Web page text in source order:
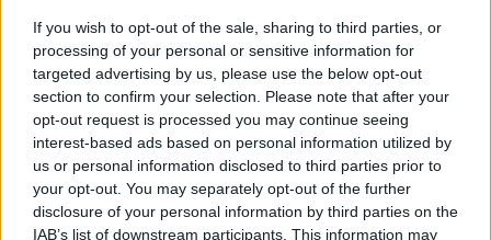
If you wish to opt-out of the sale, sharing to third parties, or
processing of your personal or sensitive information for
targeted advertising by us, please use the below opt-out
section to confirm your selection. Please note that after your
opt-out request is processed you may continue seeing
interest-based ads based on personal information utilized by
us or personal information disclosed to third parties prior to
your opt-out. You may separately opt-out of the further
disclosure of your personal information by third parties on the
IAB’s list of downstream participants. This information may
Regione Eugenio Giani. Che al giovedì ha dato per certa la
permanenza della Toscana in zona arancione, salvo poi essere
smentito appena 24 ore più tardi a causa di un errore nel conteggio
dei dati del giorno precedente". E ancora: "Le attività commerciali,
prendiamo ad esempio i negozi di abbigliamento ma l’elenco
completo è ben più ampio, si sono visti piombare addosso
all’improvviso la notizia dell’obbligo di chiusura a partire dal
lunedì”.